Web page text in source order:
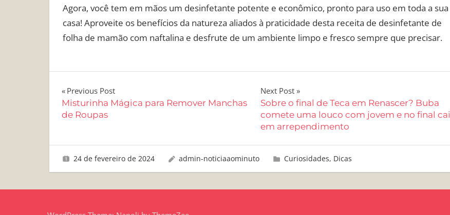
Agora, você tem em mãos um desinfetante potente e econômico, pronto para uso em toda a sua
casa! Aproveite os benefícios da natureza aliados à praticidade desta receita de desinfetante de
folha de mamão com naftalina e desfrute de um ambiente limpo e fresco sempre que precisar.
Navegação
de
Previous Post
Misturinha Mágica para Remover Manchas
de Roupas
Next Post
Sobre o final de Teca em Renascer? Buba
comete uma louco com jovem e no final cai
em arrependimento
24 de fevereiro de 2024 admin-noticiaaominuto Curiosidades, Dicas